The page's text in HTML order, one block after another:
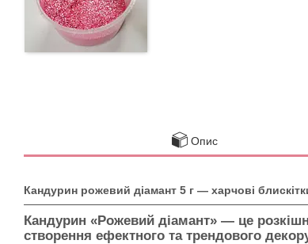
Опис
Кандурин рожевий діамант 5 г — харчові
Кандурин «Рожевий діамант» — це
створення ефектного та трендового